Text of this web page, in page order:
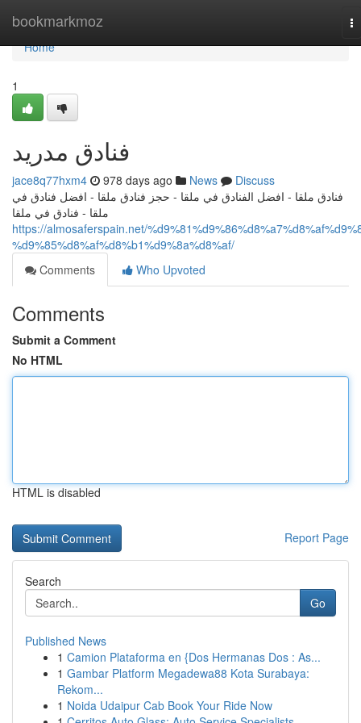
bookmarkmoz
Home
Home
1
فنادق مدريد
jace8q77hxm4 978 days ago News
Discuss
فنادق ملقا - افضل الفنادق في ملقا - حجز فنادق ملقا - افضل فنادق في
ملقا - فنادق في ملقا
https://almosaferspain.net/
%d9%85%d8%af%d8%b1%d9%8a%d8%af/
Comments
Who Upvoted
Comments
Submit a Comment
No HTML
HTML is disabled
Report Page
Search
Go
Published News
1 Camion Plataforma en {Dos Hermanas Dos : As...
1 Gambar Platform Megadewa88 Kota Surabaya:
Rekom...
1 Noida Udaipur Cab Book Your Ride Now